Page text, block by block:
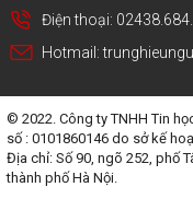
Điện thoại:
Hotmail:
© 2022. Công ty TNHH Tin
số : 0101860146 do sở kế
Địa chỉ: Số 90, ngõ 252, phố
thành phố Hà Nội.